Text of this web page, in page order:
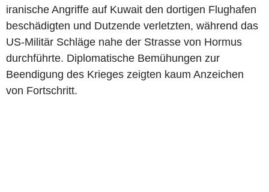
iranische Angriffe auf Kuwait den dortigen Flughafen
beschädigten und Dutzende verletzten, während das
US-Militär Schläge nahe der Strasse von Hormus
durchführte. Diplomatische Bemühungen zur
Beendigung des Krieges zeigten kaum Anzeichen
von Fortschritt.